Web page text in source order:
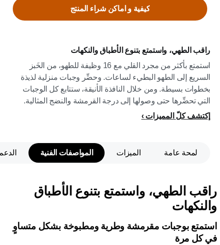
راقب الطهي، واستمتع بتنوع الأطباق والنكهات
استمتع بأكثر من مجرد القلي مع 16 وظيفة للطهو، من الخَبز
السريع إلى الطهو البطيء لساعات. وحضِّر وجبات منزلية لذيذة
بخطوات بسيطة. ومن خلال النافذة الأنيقة، ستتابع كل الوجبات
التي تحضِّرها حتى وصولها إلى درجة القرمشة والنضج المثالية.
إكتشف كلّ المميزات
كيفية و اماكن شراء المنتج
لمحة عامة الميزات المواصفات الفنية
راقب الطهي، واستمتع بتنوع الأطباق
والنكهات
استمتع بوجبات مقرمشة وطرية ومطبوخة بشكل متساوٍ
في كل مرة